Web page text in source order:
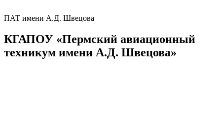
ПАТ имени А.Д. Швецова
КГАПОУ «Пермский авиационный
техникум имени А.Д. Швецова»